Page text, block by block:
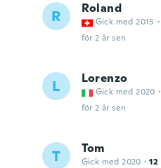
R Roland
Gick med 2015 ·
för 2 år sen
L Lorenzo
Gick med 2020 ·
för 2 år sen
T Tom
Gick med 2020 · 12